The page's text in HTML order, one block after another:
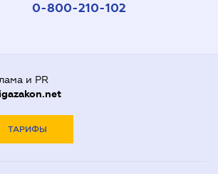
0-800-210-102
и PR
ТАРИФЫ